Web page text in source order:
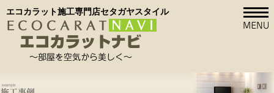
エコカラット施工専門店セタガヤスタイル